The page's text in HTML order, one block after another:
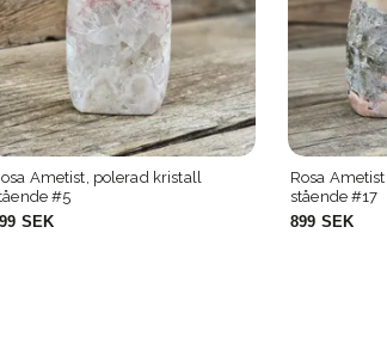
• Rökelse •
Ametist, polerad kristall
#5
SEK
Rosa
stående #17
899 SEK